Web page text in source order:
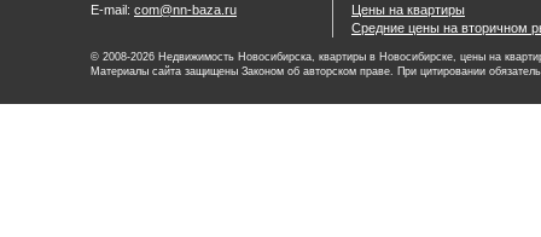
E-mail: com@nn-baza.ru
Цены на квартиры
Средние цены на вторичном
© 2008-2026 Недвижимость Новосибирска, квартиры в Новосибирске, цены на
Материалы сайта защищены Законом об авторском праве. При цитировании